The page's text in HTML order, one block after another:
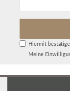
Hiermit
Meine